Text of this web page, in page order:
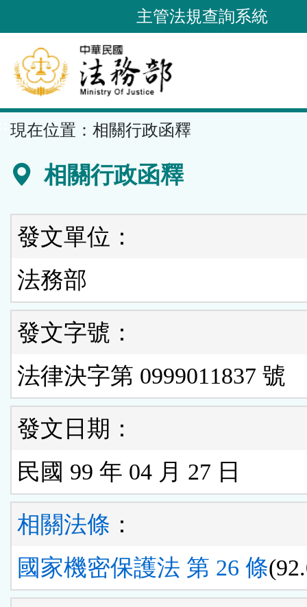
到
要
內
容
區
主管法規查詢系統
現在位置： 相關行政函釋
相關行政函釋
發文單位：
法務部
發文字號：
法律決字第 0999011837 號
發文日期：
民國 99 年 04 月 27 日
相關法條 ：
國家機密保護法 第 26 條